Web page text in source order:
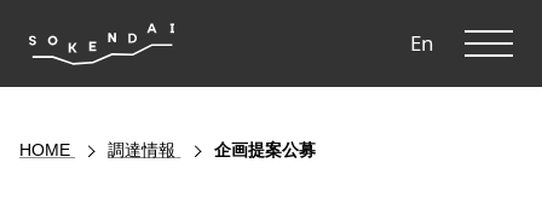
En
HOME 調達情報 企画提案公募